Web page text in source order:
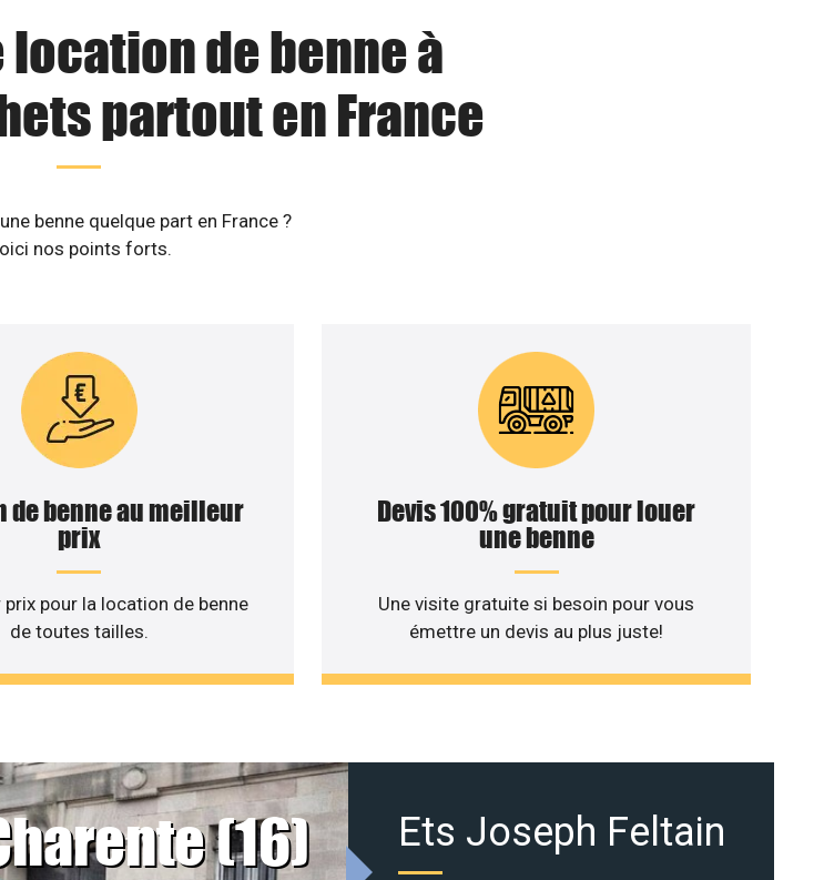
de benne à
partout en France
benne quelque part en France ?
nos points forts.
de benne au meilleur
prix
prix pour la location de benne
de toutes tailles.
Devis 100% gratuit pour louer
une benne
Une visite gratuite si besoin pour vous
émettre un devis au plus juste!
(16) Ets Joseph Feltain